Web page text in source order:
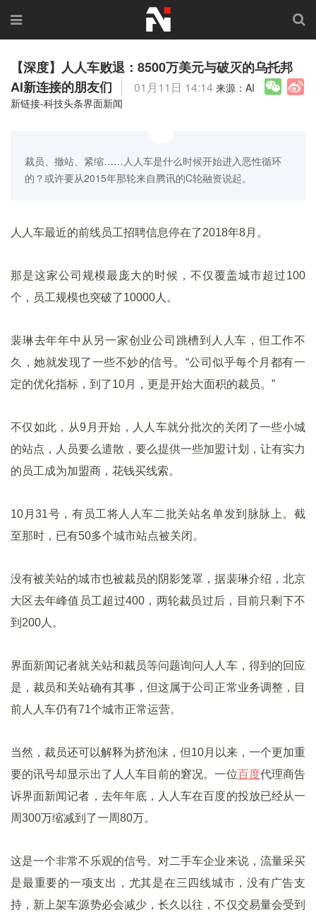
【深度】人人车败退：8500万美元与破灭的乌托邦
AI新连接的朋友们
01月11日 14:14 来源：AI
新链接-科技头条界面新闻
裁员、撤站、紧缩……人人车是什么时候开始进入恶性循环
的？或许要从2015年那轮来自腾讯的C轮融资说起。
人人车最近的前线员工招聘信息停在了2018年8月。
那是这家公司规模最庞大的时候，不仅覆盖城市超过100
个，员工规模也突破了10000人。
裴琳去年年中从另一家创业公司跳槽到人人车，但工作不
久，她就发现了一些不妙的信号。“公司似乎每个月都有一
定的优化指标，到了10月，更是开始大面积的裁员。”
不仅如此，从9月开始，人人车就分批次的关闭了一些小城
的站点，人员要么遣散，要么提供一些加盟计划，让有实力
的员工成为加盟商，花钱买线索。
10月31号，有员工将人人车二批关站名单发到脉脉上。截
至那时，已有50多个城市站点被关闭。
没有被关站的城市也被裁员的阴影笼罩，据裴琳介绍，北京
大区去年峰值员工超过400，两轮裁员过后，目前只剩下不
到200人。
界面新闻记者就关站和裁员等问题询问人人车，得到的回应
是，裁员和关站确有其事，但这属于公司正常业务调整，目
前人人车仍有71个城市正常运营。
当然，裁员还可以解释为挤泡沫，但10月以来，一个更加重
要的讯号却显示出了人人车目前的窘况。一位百度代理商告
诉界面新闻记者，去年年底，人人车在百度的投放已经从一
周300万缩减到了一周80万。
这是一个非常不乐观的信号。对二手车企业来说，流量采买
是最重要的一项支出，尤其是在三四线城市，没有广告支
持，新上架车源势必会减少，长久以往，不仅交易量会受到